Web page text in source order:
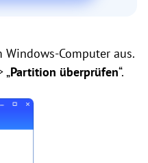
Computer aus.
„Partition überprüfen“.